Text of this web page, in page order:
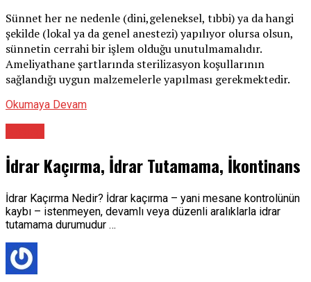
Sünnet her ne nedenle (dini,geleneksel, tıbbi) ya da hangi
şekilde (lokal ya da genel anestezi) yapılıyor olursa olsun,
sünnetin cerrahi bir işlem olduğu unutulmamalıdır.
Ameliyathane şartlarında sterilizasyon koşullarının
sağlandığı uygun malzemelerle yapılması gerekmektedir.
Okumaya Devam
İdrar Kaçırma, İdrar Tutamama, İkontinans
İdrar Kaçırma Nedir? İdrar kaçırma – yani mesane kontrolünün
kaybı – istenmeyen, devamlı veya düzenli aralıklarla idrar
tutamama durumudur …